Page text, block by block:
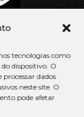
tecnologias como
dispositivo. O
dados
neste site. O
pode afetar
direitos